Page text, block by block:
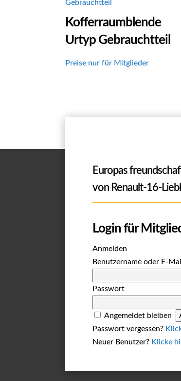
Kofferraumblende
Urtyp Gebrauchtteil
Preise nur für Mitglieder
Europas
von Renault-16-
Login für
Anmelden
Benutzername oder E-
Passwort
Angemeldet bleiben
Passwort vergessen?
Neuer Benutzer? Klicke